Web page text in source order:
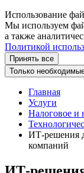
Использование
Мы используем
а также
Политикой
Принять все
Только
Главная
Услуги
Налоговое и
ИТ-решения
компаний